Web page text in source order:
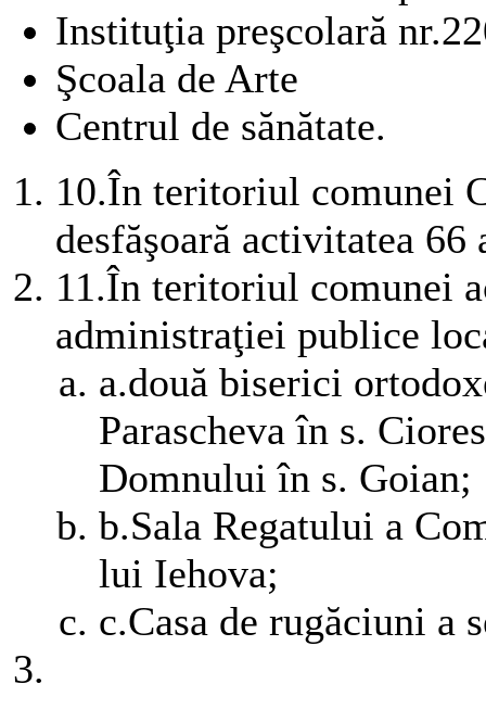
Instituţia preşcolară
Şcoala de Arte
Centrul de sănătate.
10.În teritoriul comunei
desfăşoară activitatea
11.În teritoriul comunei
administraţiei publice
a.două biserici
Parascheva în s.
Domnului în s. Goian;
b.Sala Regatului a
lui Iehova;
c.Casa de rugăciuni a